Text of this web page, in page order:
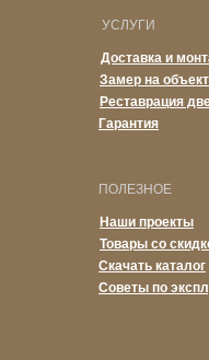
Гарантия
Реставрация
Замер на
Доставка и
УСЛУГИ
Советы по
Скачать каталог
Товары со
Наши проекты
ПОЛЕЗНОЕ